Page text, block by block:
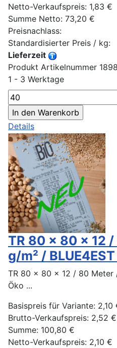
Netto-Verkaufspreis: 1,83 €
Summe Netto: 73,20 €
Preisnachlass:
Standardisierter Preis / kg:
Lieferzeit
Produkt Artikelnummer 1898
1 - 3 Werktage
Details
TR 80 x 80 x 12
g/m² /
TR 80 x 80 x 12 / 80 Meter
Öko ...
Basispreis für Variante: 2,10
Brutto-Verkaufspreis: 2,52 €
Summe: 100,80 €
Netto-Verkaufspreis: 2,10 €